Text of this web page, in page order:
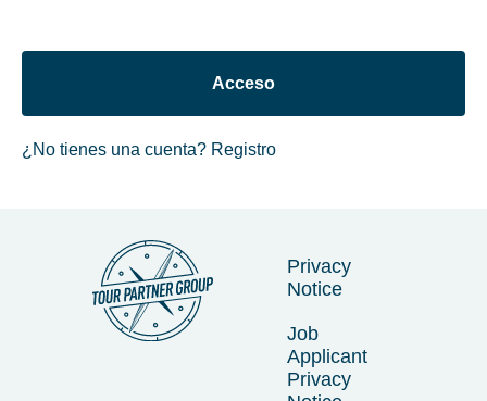
¿No tienes una cuenta? Registro
Privacy
Notice
Job
Applicant
Privacy